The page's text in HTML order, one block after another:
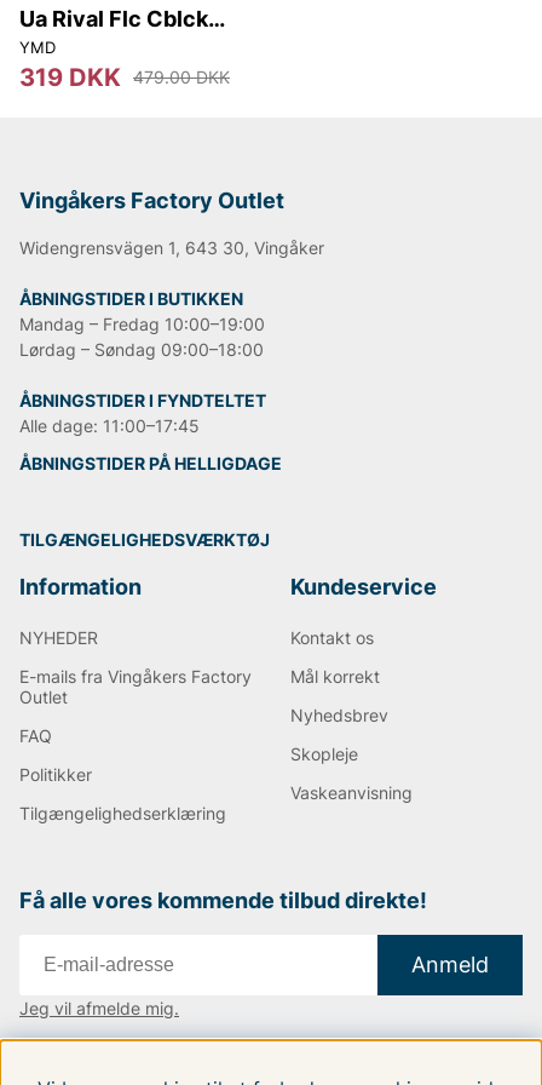
Ua Rival Flc Cblck
Grphc Hd
YMD
319 DKK 479.00 DKK
Vingåkers Factory Outlet
Widengrensvägen 1, 643 30, Vingåker
ÅBNINGSTIDER I BUTIKKEN
Mandag – Fredag 10:00–19:00
Lørdag – Søndag 09:00–18:00
ÅBNINGSTIDER I FYNDTELTET
Alle dage: 11:00–17:45
ÅBNINGSTIDER PÅ HELLIGDAGE
TILGÆNGELIGHEDSVÆRKTØJ
Information
NYHEDER
E-mails fra Vingåkers Factory
Outlet
FAQ
Politikker
Tilgængelighedserklæring
Kundeservice
Kontakt os
Mål korrekt
Nyhedsbrev
Skopleje
Vaskeanvisning
Få alle vores kommende tilbud direkte!
Anmeld
Jeg vil afmelde mig.